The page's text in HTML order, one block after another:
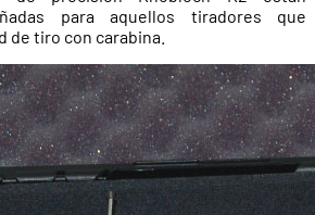
para aquellos tiradores que
de tiro con carabina.